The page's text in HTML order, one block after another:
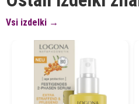
Vsi izdelki →